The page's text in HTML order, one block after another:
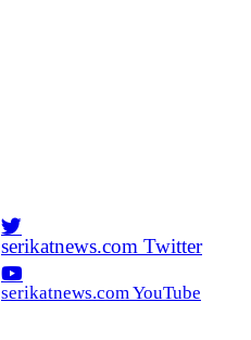
serikatnews.com Twitter
serikatnews.com YouTube